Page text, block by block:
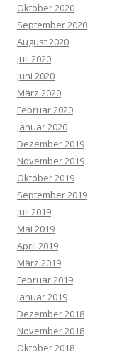
Oktober 2020
September 2020
August 2020
Juli 2020
Juni 2020
März 2020
Februar 2020
Januar 2020
Dezember 2019
November 2019
Oktober 2019
September 2019
Juli 2019
Mai 2019
April 2019
März 2019
Februar 2019
Januar 2019
Dezember 2018
November 2018
Oktober 2018